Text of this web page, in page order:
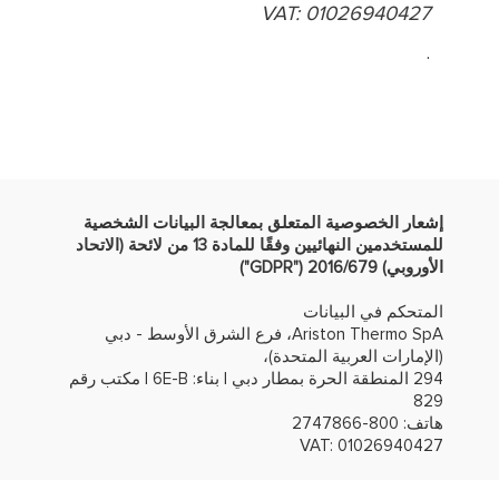
VAT: 01026940427
.
إشعار الخصوصية المتعلق بمعالجة البيانات الشخصية
للمستخدمين النهائيين وفقًا للمادة 13 من لائحة (الاتحاد
الأوروبي) 2016/679 ("
GDPR
")
المتحكم في البيانات
Ariston Thermo SpA، فرع الشرق الأوسط - دبي
(الإمارات العربية المتحدة)،
294 المنطقة الحرة بمطار دبي | بناء: 6E-B | مكتب رقم
829
هاتف: 800-2747866
VAT: 01026940427